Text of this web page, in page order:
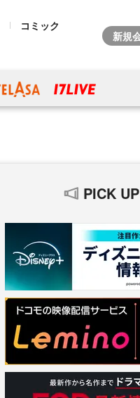
コミック
PICK UP